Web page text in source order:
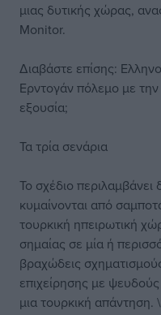
μιας δυτικής χώρας,
Monitor.
Διαβάστε επίσης:
Ερντογάν πόλεμο με
εξουσία;
Τα τρία σενάρια
Το σχέδιο
κυμαίνονται από
τουρκική ηπειρωτική
σημαίας σε μία ή
βραχώδεις
επιχείρησης με
μια τουρκική